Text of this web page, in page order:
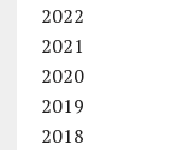
2022
2021
2020
2019
2018